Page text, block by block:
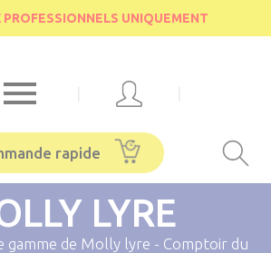
UNIQUEMENT

rapide
LYRE
gamme de Molly lyre - Comptoir du